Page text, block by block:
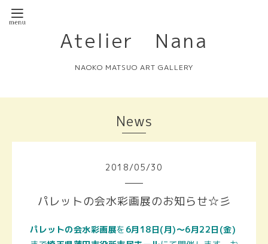
Atelier Nana
NAOKO MATSUO ART GALLERY
News
2018/05/30
パレットの会水彩画展のお知らせ☆彡
パレットの会水彩画展を 6月18日(月)～6月22日(金)